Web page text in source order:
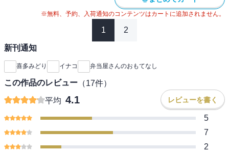
※無料、予約、入荷通知のコンテンツはカートに追加されません。
1 2
新刊通知
喜多みどり イナコ 弁当屋さんのおもてなし
この作品のレビュー （17件）
平均 4.1 レビューを書く
5
7
2